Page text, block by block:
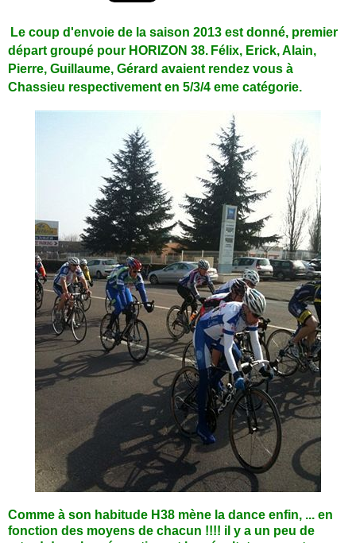
Le coup d'envoie de la saison 2013 est donné, premier
départ groupé pour HORIZON 38. Félix, Erick, Alain,
Pierre, Guillaume, Gérard avaient rendez vous à
Chassieu respectivement en 5/3/4 eme catégorie.
Comme à son habitude H38 mène la dance enfin, ... en
fonction des moyens de chacun !!!! il y a un peu de